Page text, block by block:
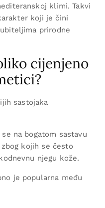
klimi. Takvi
koji je čini
prirodne
cijenjeno
sastojaka
na bogatom sastavu
kojih se često
njegu kože.
je popularna među